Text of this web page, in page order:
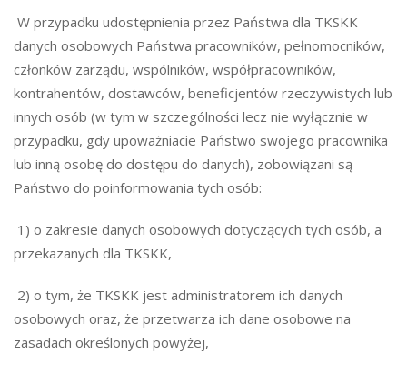
W przypadku udostępnienia przez Państwa dla TKSKK
danych osobowych Państwa pracowników, pełnomocników,
członków zarządu, wspólników, współpracowników,
kontrahentów, dostawców, beneficjentów rzeczywistych lub
innych osób (w tym w szczególności lecz nie wyłącznie w
przypadku, gdy upoważniacie Państwo swojego pracownika
lub inną osobę do dostępu do danych), zobowiązani są
Państwo do poinformowania tych osób:
1) o zakresie danych osobowych dotyczących tych osób, a
przekazanych dla TKSKK,
2) o tym, że TKSKK jest administratorem ich danych
osobowych oraz, że przetwarza ich dane osobowe na
zasadach określonych powyżej,